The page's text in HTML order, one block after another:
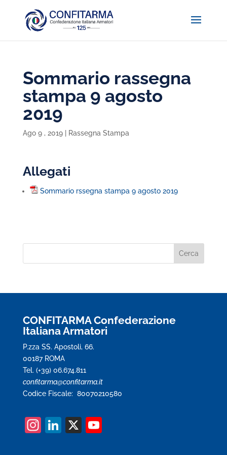
Sommario rassegna
stampa 9 agosto
2019
Ago 9 , 2019| Rassegna Stampa
Allegati
Sommario rssegna stampa 9 agosto 2019
CONFITARMA Confederazione
Italiana Armatori
P.zza SS. Apostoli, 66.
00187 ROMA
Tel. (+39) 06.674.811
confitarma@confitarma.it
Codice Fiscale: 80070210580
In Li X Y